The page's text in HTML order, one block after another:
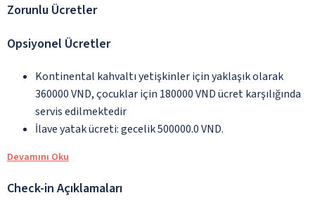
Zorunlu Ücretler
Opsiyonel Ücretler
Kontinental kahvaltı yetişkinler için yaklaşık olarak
360000 VND, çocuklar için 180000 VND ücret karşılığında
servis edilmektedir
İlave yatak ücreti: gecelik 500000.0 VND.
Devamını Oku
Check-in Açıklamaları